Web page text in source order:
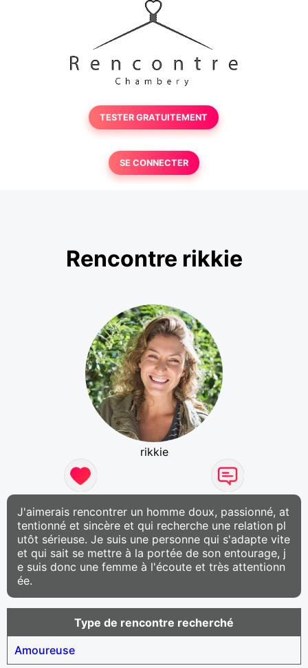
TESTER GRATUITEMENT
SE CONNECTER
Rencontre rikkie
rikkie
J'aimerais rencontrer un homme doux, passionné, at
tentionné et sincère et qui recherche une relation pl
utôt sérieuse. Je suis une personne qui s'adapte vite
et qui sait se mettre à la portée de son entourage, j
e suis donc une femme à l'écoute et très attentionn
ée.
Type de rencontre recherché
Amoureuse